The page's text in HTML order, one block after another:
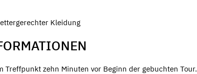
Kleidung
Treffpunkt zehn Minuten vor Beginn der gebuchten Tour.